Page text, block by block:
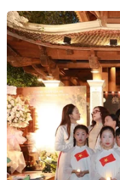
TIN LIÊN QUAN